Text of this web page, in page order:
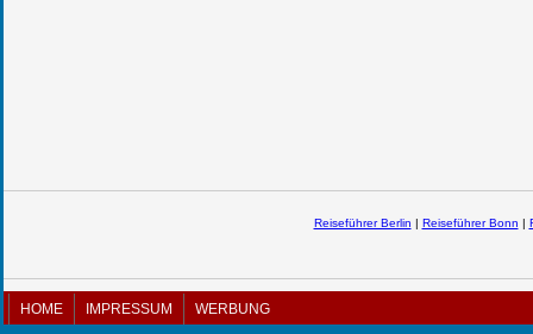
Reiseführer Berlin | Reiseführer Bonn |
HOME IMPRESSUM WERBUNG